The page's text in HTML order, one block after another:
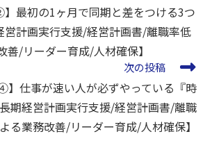
】最初の1ヶ月で同期と差をつける3つ
営計画実行支援/経営計画書/離職率低
善/リーダー育成/人材確保】
次の投稿
】仕事が速い人が必ずやっている『時
期経営計画実行支援/経営計画書/離職
る業務改善/リーダー育成/人材確保】